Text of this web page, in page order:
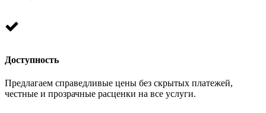
Доступность
Предлагаем справедливые цены без скрытых платежей,
честные и прозрачные расценки на все услуги.